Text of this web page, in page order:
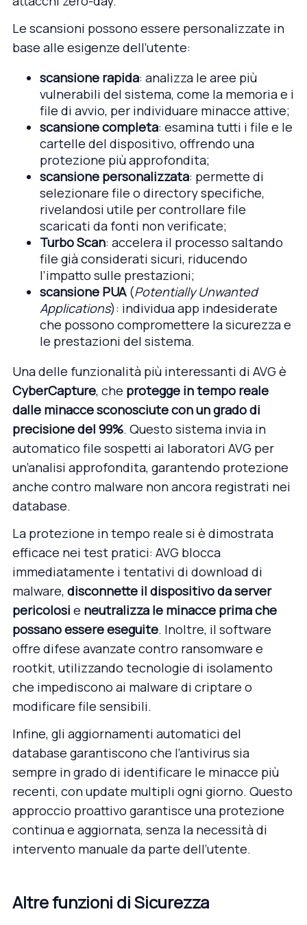
Le scansioni possono essere personalizzate in
base alle esigenze dell’utente:
scansione rapida: analizza le aree più
vulnerabili del sistema, come la memoria e i
file di avvio, per individuare minacce attive;
scansione completa: esamina tutti i file e le
cartelle del dispositivo, offrendo una
protezione più approfondita;
scansione personalizzata: permette di
selezionare file o directory specifiche,
rivelandosi utile per controllare file
scaricati da fonti non verificate;
Turbo Scan: accelera il processo saltando
file già considerati sicuri, riducendo
l’impatto sulle prestazioni;
scansione PUA(Potentially Unwanted
Applications): individua app indesiderate
che possono compromettere la sicurezza e
le prestazioni del sistema.
Una delle funzionalità più interessanti di AVG è
CyberCapture, che protegge in tempo reale
dalle minacce sconosciute con un grado di
precisione del 99%. Questo sistema invia in
automatico file sospetti ai laboratori AVG per
un’analisi approfondita, garantendo protezione
anche contro malware non ancora registrati nei
database.
La protezione in tempo reale si è dimostrata
efficace nei test pratici: AVG blocca
immediatamente i tentativi di download di
malware, disconnette il dispositivo da server
pericolosi e neutralizza le minacce prima che
possano essere eseguite. Inoltre, il software
offre difese avanzate contro ransomware e
rootkit, utilizzando tecnologie di isolamento
che impediscono ai malware di criptare o
modificare file sensibili.
Infine, gli aggiornamenti automatici del
database garantiscono che l’antivirus sia
sempre in grado di identificare le minacce più
recenti, con update multipli ogni giorno. Questo
approccio proattivo garantisce una protezione
continua e aggiornata, senza la necessità di
intervento manuale da parte dell’utente.
Altre funzioni di Sicurezza